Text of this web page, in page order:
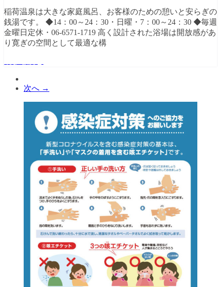
稲荷温泉は大きな家庭風呂、お客様のための憩いと安らぎの
銭湯です。 ◆14：00～24：30・日曜・7：00～24：30 ◆毎週
金曜日定休・06-6571-1719 高く設計された浴場は開放感があ
り寛ぎの空間として最適な構
次へ →